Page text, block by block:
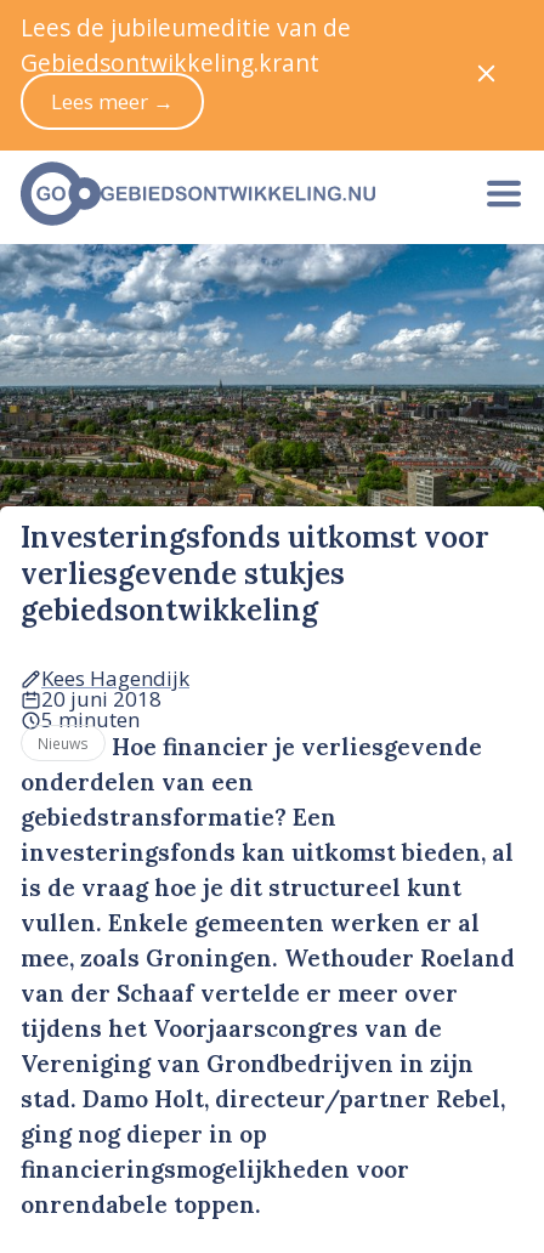
Investeringsfonds uitkomst voor
verliesgevende stukjes
gebiedsontwikkeling
Kees Hagendijk
20 juni 2018
5 minuten
Nieuws
Hoe financier je verliesgevende
onderdelen van een
gebiedstransformatie? Een
investeringsfonds kan uitkomst bieden, al
is de vraag hoe je dit structureel kunt
vullen. Enkele gemeenten werken er al
mee, zoals Groningen. Wethouder Roeland
van der Schaaf vertelde er meer over
tijdens het Voorjaarscongres van de
Vereniging van Grondbedrijven in zijn
stad. Damo Holt, directeur/partner Rebel,
ging nog dieper in op
financieringsmogelijkheden voor
onrendabele toppen.
Lees de jubileumeditie van de
Gebiedsontwikkeling.krant
Lees meer →